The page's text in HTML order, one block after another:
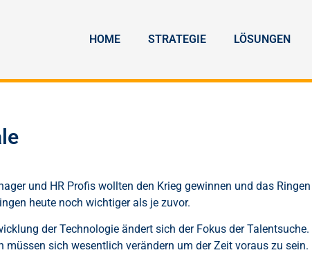
HOME STRATEGIE LÖSUNGEN
und HR Profis wollten den Krieg gewinnen und das
heute noch wichtiger als je zuvor.
der Technologie ändert sich der Fokus der
sich wesentlich verändern um der Zeit voraus zu sein.